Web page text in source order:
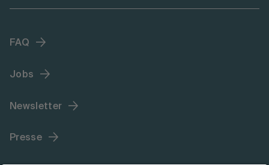
FAQ
Jobs
Newsletter
Presse